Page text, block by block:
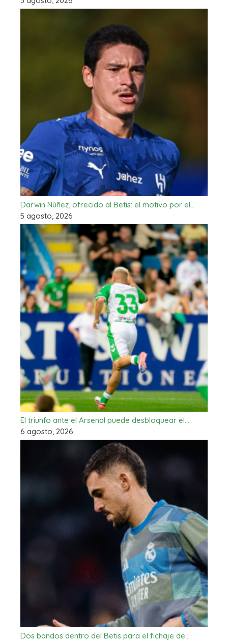
Darwin Núñez, ofrecido al Betis: el motivo por el…
5 agosto, 2026
El triunfo ante el Arsenal puede desbloquear el…
6 agosto, 2026
Dos bandos dentro del Betis para el fichaje de…